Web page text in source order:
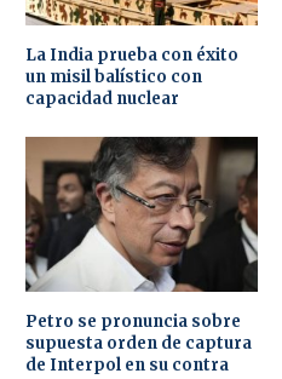
La India prueba con éxito
un misil balístico con
capacidad nuclear
Petro se pronuncia sobre
supuesta orden de captura
de Interpol en su contra